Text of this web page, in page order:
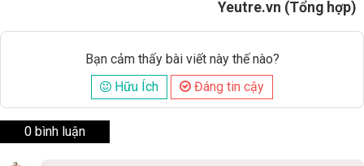
Yeutre.vn (Tổng hợp)
Bạn cảm thấy bài viết này thế nào?
Hữu Ích
Đáng tin cậy
0 bình luận